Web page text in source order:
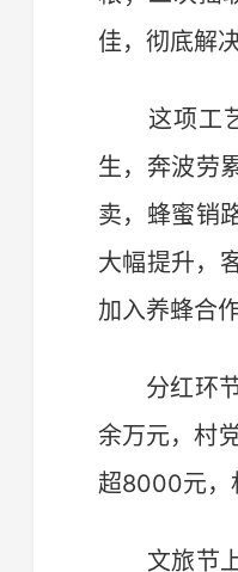
佳，彻底解
这项工艺
生，奔波劳
卖，蜂蜜销
大幅提升，
加入养蜂合
分红环节
余万元，村
超8000元，
文旅节上